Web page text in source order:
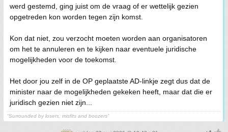
werd gestemd, ging juist om de vraag of er wettelijk gezien
opgetreden kon worden tegen zijn komst.
Kon dat niet, zou verzocht moeten worden aan organisatoren
om het te annuleren en te kijken naar eventuele juridische
mogelijkheden voor de toekomst.
Het door jou zelf in de OP geplaatste AD-linkje zegt dus dat de
minister naar de mogelijkheden gekeken heeft, maar dat die er
juridisch gezien niet zijn...
“Surrounded by losers, misfits and boozers”